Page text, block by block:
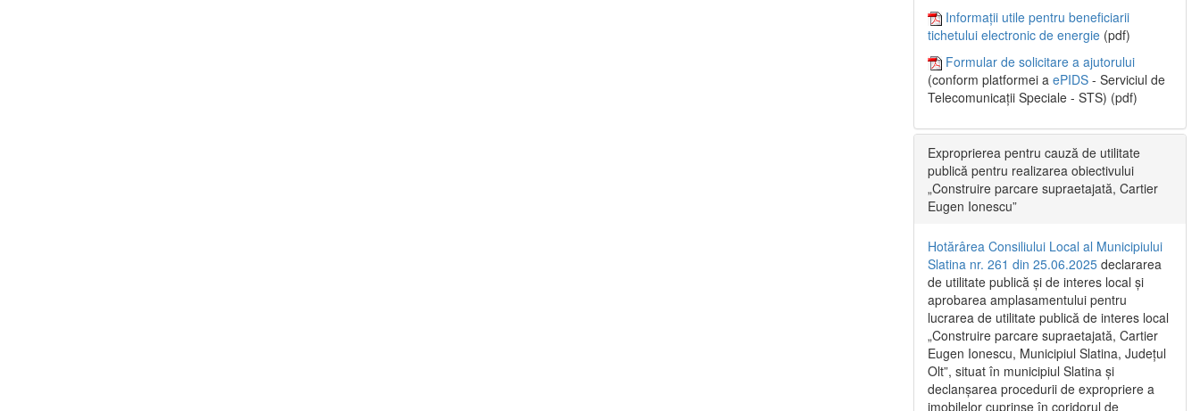
Informații utile pentru beneficiarii
tichetului electronic de energie (pdf)
Formular de solicitare a ajutorului
(conform platformei a ePIDS - Serviciul de
Telecomunicații Speciale - STS) (pdf)
Exproprierea pentru cauză de utilitate
publică pentru realizarea obiectivului
„Construire parcare supraetajată, Cartier
Eugen Ionescu”
Hotărârea Consiliului Local al Municipiului
Slatina nr. 261 din 25.06.2025 declararea
de utilitate publică și de interes local și
aprobarea amplasamentului pentru
lucrarea de utilitate publică de interes local
„Construire parcare supraetajată, Cartier
Eugen Ionescu, Municipiul Slatina, Județul
Olt”, situat în municipiul Slatina și
declanșarea procedurii de expropriere a
imobilelor cuprinse în coridorul de